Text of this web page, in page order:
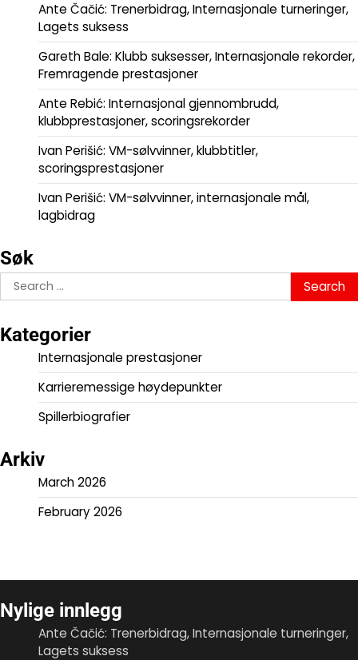
Ante Čačić: Trenerbidrag, Internasjonale turneringer,
Lagets suksess
Gareth Bale: Klubb suksesser, Internasjonale rekorder,
Fremragende prestasjoner
Ante Rebić: Internasjonal gjennombrudd,
klubbprestasjoner, scoringsrekorder
Ivan Perišić: VM-sølvvinner, klubbtitler,
scoringsprestasjoner
Ivan Perišić: VM-sølvvinner, internasjonale mål,
lagbidrag
Søk
Search
for:
Kategorier
Internasjonale prestasjoner
Karrieremessige høydepunkter
Spillerbiografier
Arkiv
March 2026
February 2026
Nylige innlegg
Ante Čačić: Trenerbidrag, Internasjonale turneringer,
Lagets suksess